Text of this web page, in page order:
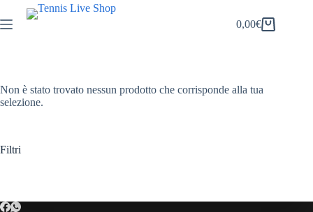
al
contenuto
Carrello
0,00€
Non è stato trovato nessun prodotto che corrisponde alla tua
selezione.
Filtri